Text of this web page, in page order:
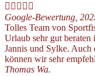
    
Google-Bewertung,
Tolles Team von
Urlaub sehr gut
Jannis und Sylke. Auch
können wir sehr
Thomas Wa.